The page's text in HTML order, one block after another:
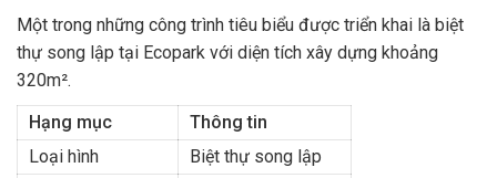
Một trong những công trình tiêu biểu được triển khai là biệt
thự song lập tại Ecopark với diện tích xây dựng khoảng
320m².
Hạng mục
Thông tin
Loại hình
Biệt thự song lập